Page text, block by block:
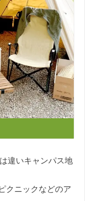
違いキャンパス地
クニックなどのア